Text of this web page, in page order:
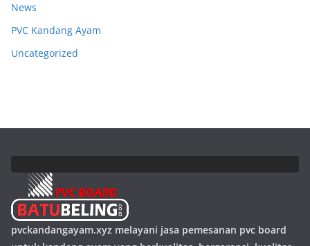
News
PVC Kandang Ayam
Uncategorized
pvckandangayam.xyz melayani jasa pemesanan pvc board